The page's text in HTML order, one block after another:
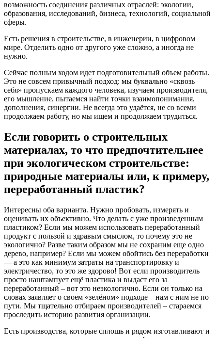
возможность соединения различных отраслей: экологии,
образования, исследований, бизнеса, технологий, социальной
сферы.
Есть решения в строительстве, в инженерии, в цифровом
мире. Отделить одно от другого уже сложно, а иногда не
нужно.
Сейчас полным ходом идет подготовительный объем работы.
Это не совсем привычный подход: мы буквально «сквозь
себя» пропускаем каждого человека, изучаем производителя,
его мышление, пытаемся найти точки взаимопонимания,
дополнения, синергии. Не всегда это удаётся, не со всеми
продолжаем работу, но мы ищем и продолжаем трудиться.
Если говорить о строительных
материалах, то что предпочтительнее
при экологическом строительстве:
природные материалы или, к примеру,
переработанный пластик?
Интересны оба варианта. Нужно пробовать, измерять и
оценивать их объективно. Что делать с уже произведенным
пластиком? Если мы можем использовать переработанный
продукт с пользой и здравым смыслом, то почему это не
экологично? Разве таким образом мы не сохраним еще одно
дерево, например? Если мы можем обойтись без переработки
— а это как минимум затраты на транспортировку и
электричество, то это же здорово! Вот если производитель
просто наштампует ещё пластика и выдаст его за
переработанный – вот это неэкологично. Если он только на
словах заявляет о своем «зелёном» подходе – нам с ним не по
пути. Мы тщательно отбираем производителей – стараемся
проследить историю развития организации.
Есть производства, которые сплошь и рядом изготавливают и